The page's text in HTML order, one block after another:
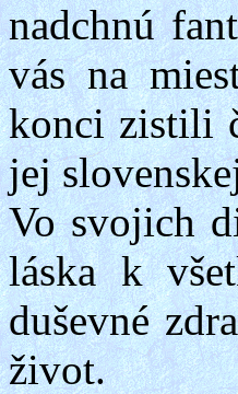
nadchnú
vás na
konci zistili
jej
Vo svojich
láska k
duševné
život.